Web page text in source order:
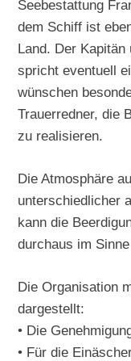
Seebestattung
dem Schiff ist
Land. Der
spricht eventuell
wünschen
Trauerredner, die
zu realisieren.
Die Atmosphäre
unterschiedlicher
kann die
durchaus im
Die Organisation
dargestellt:
• Die
• Für die